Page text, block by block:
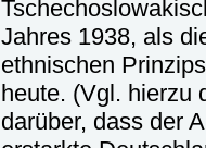
Jahres 1938, als
ethnischen
heute. (Vgl. hierzu
darüber, dass der